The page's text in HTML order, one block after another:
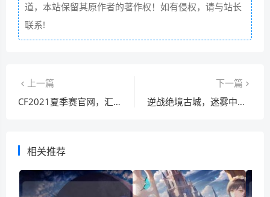
道，本站保留其原作者的著作权！如有侵权，请与站长
联系!
上一篇
CF2021夏季赛官网，汇聚电竞热潮
下一篇
逆战绝境古城，迷雾中的冒险之旅
相关推荐